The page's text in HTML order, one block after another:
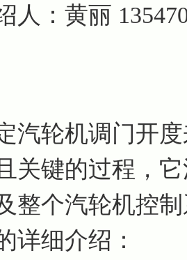
人：黄丽
汽轮机调门开
关键的过程，
整个汽轮机控
详细介绍：